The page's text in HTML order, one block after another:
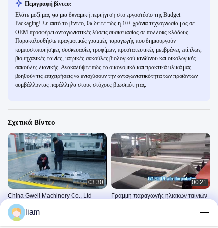
Περιγραφή βίντεο:
Ελάτε μαζί μας για μια δυναμική περιήγηση στο εργοστάσιο της Budget
Packaging! Σε αυτό το βίντεο, θα δείτε πώς η 10+ χρόνια τεχνογνωσία μας σε
OEM προσφέρει ανταγωνιστικές λύσεις συσκευασίας σε πολλούς κλάδους.
Παρακολουθήστε πραγματικές γραμμές παραγωγής που δημιουργούν
κομποστοποιήσιμες συσκευασίες τροφίμων, προστατευτικές μεμβράνες επίπλων,
βιομηχανικές ταινίες, ιατρικές σακούλες βιολογικού κινδύνου και οικολογικές
σακούλες λιανικής. Ανακαλύψτε πώς τα οικονομικά και πρακτικά υλικά μας
βοηθούν τις επιχειρήσεις να ενισχύσουν την ανταγωνιστικότητα των προϊόντων
συμβάλλοντας παράλληλα στους στόχους βιωσιμότητας.
Σχετικά Βίντεο
03:30
China Gwell Machinery Co., Ltd
Εισαγωγή Του GWELL
September 18, 2020
00:21
Γραμμή παραγωγής ηλιακών ταινιών
liam